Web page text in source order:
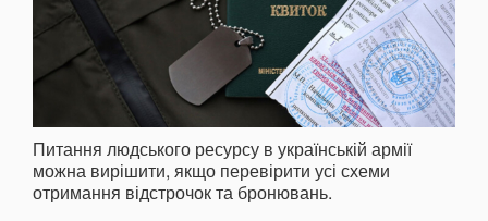
Питання людського ресурсу в українській армії
можна вирішити, якщо перевірити усі схеми
отримання відстрочок та бронювань.